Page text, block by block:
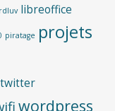
libreoffice
piratage projets
twitter
wordpress